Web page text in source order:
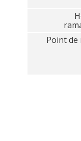
Point de